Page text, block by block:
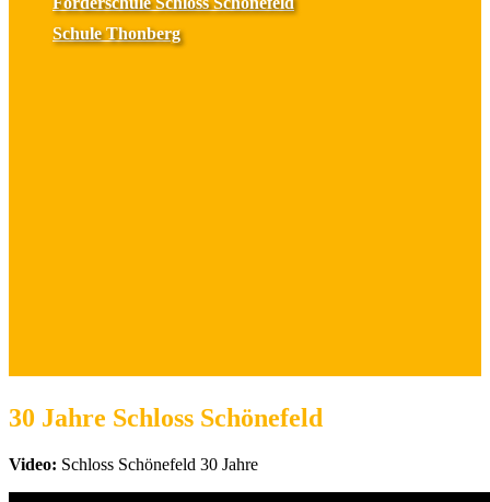
Schule Thonberg
30 Jahre Schloss Schönefeld
Video: Schloss Schönefeld 30 Jahre